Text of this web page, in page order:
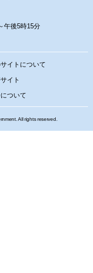
午後5時15分
サイトについて
イト
ついて
All rights reserved.